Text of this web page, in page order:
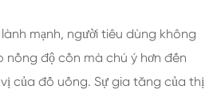
mạnh, người tiêu dùng không
độ cồn mà chú ý hơn đến
của đồ uống. Sự gia tăng của thị